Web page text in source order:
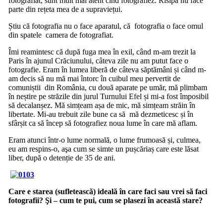
parte din rețeta mea de a supraviețui.
Știu că fotografia nu o face aparatul, că fotografia o face omul
din spatele camera de fotografiat.
Îmi reamintesc că după fuga mea în exil, când m-am trezit la
Paris în ajunul Crăciunului, câteva zile nu am putut face o
fotografie. Eram în lumea liberă de câteva săptămâni și când m-
am decis să nu mă mai întorc în cuibul meu pervertit de
comuniștii din România, cu două aparate pe umăr, mă plimbam
în neștire pe străzile din jurul Turnului Efel și mi-a fost împosibil
să decalanșez. Mă simțeam așa de mic, mă simțeam străin în
libertate. Mi-au trebuit zile bune ca să mă dezmeticesc și în
sfârșit ca să încep să fotografiez noua lume în care mă aflam.
Eram atunci într-o lume normală, o lume frumoasă și, culmea,
eu am respins-o, aşa cum se simte un pușcăriaș care este lăsat
liber, după o detenție de 35 de ani.
Care e starea (sufletească) ideală în care faci sau vrei să faci
fotografii? Şi – cum te pui, cum se plasezi în această stare?